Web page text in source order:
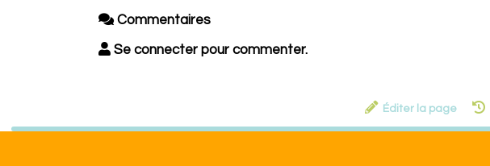
Commentaires
Se connecter pour commenter.
Éditer la page